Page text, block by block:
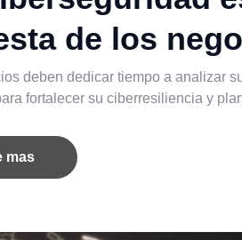
de los
deben dedicar tiempo a analizar
fortalecer su ciberresiliencia y
mas